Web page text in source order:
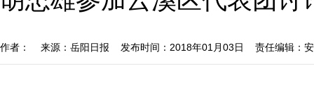
作者： 来源：岳阳日报 发布时间：2018年01月03日 责任编辑：